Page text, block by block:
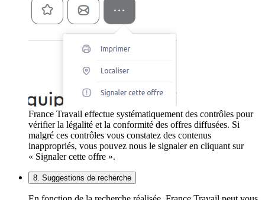
France Travail effectue systématiquement des contrôles pour
vérifier la légalité et la conformité des offres diffusées. Si
malgré ces contrôles vous constatez des contenus
inappropriés, vous pouvez nous le signaler en cliquant sur
« Signaler cette offre ».
8. Suggestions de recherche